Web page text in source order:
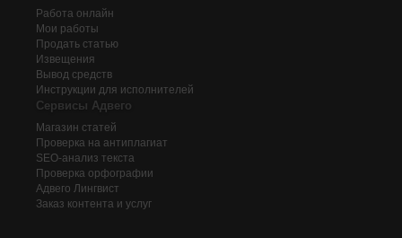
Работа онлайн
Мои работы
Продать статью
Извещения
Вывод средств
Инструкции для исполнителей
Сервисы Адвего
Магазин статей
Проверка на антиплагиат
SEO-анализ текста
Проверка орфографии
Адвего Лингвист
Заказ контента и услуг